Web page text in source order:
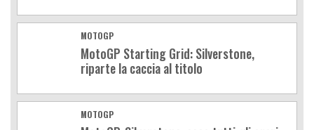
MOTOGP
MotoGP Starting Grid: Silverstone,
riparte la caccia al titolo
MOTOGP